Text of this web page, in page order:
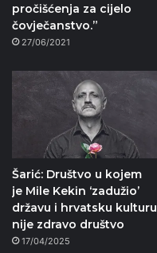
pročišćenja za cijelo
čovječanstvo.”
27/06/2021
Šarić: Društvo u kojem
je Mile Kekin ‘zadužio’
državu i hrvatsku kulturu
nije zdravo društvo
17/04/2025